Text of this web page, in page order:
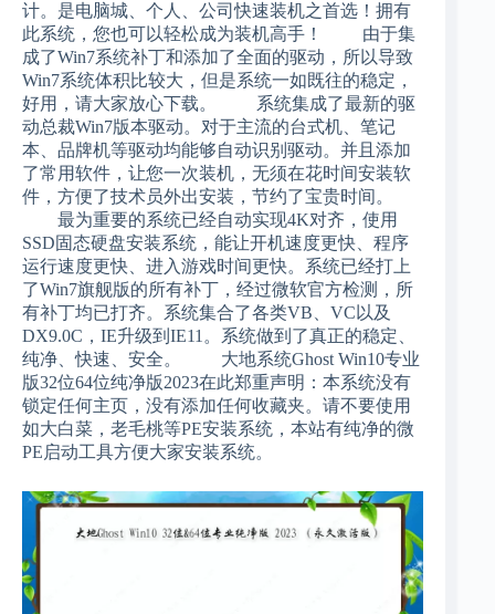
计。是电脑城、个人、公司快速装机之首选！拥有
此系统，您也可以轻松成为装机高手！ 由于集
成了Win7系统补丁和添加了全面的驱动，所以导致
Win7系统体积比较大，但是系统一如既往的稳定，
好用，请大家放心下载。 系统集成了最新的驱
动总裁Win7版本驱动。对于主流的台式机、笔记
本、品牌机等驱动均能够自动识别驱动。并且添加
了常用软件，让您一次装机，无须在花时间安装软
件，方便了技术员外出安装，节约了宝贵时间。
最为重要的系统已经自动实现4K对齐，使用
SSD固态硬盘安装系统，能让开机速度更快、程序
运行速度更快、进入游戏时间更快。系统已经打上
了Win7旗舰版的所有补丁，经过微软官方检测，所
有补丁均已打齐。系统集合了各类VB、VC以及
DX9.0C，IE升级到IE11。系统做到了真正的稳定、
纯净、快速、安全。 大地系统Ghost Win10专业
版32位64位纯净版2023在此郑重声明：本系统没有
锁定任何主页，没有添加任何收藏夹。请不要使用
如大白菜，老毛桃等PE安装系统，本站有纯净的微
PE启动工具方便大家安装系统。